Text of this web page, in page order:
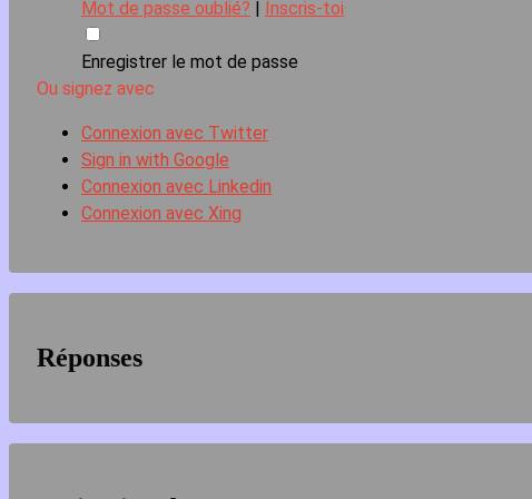
Mot de passe oublié? Inscris-toi
Enregistrer le mot de passe
Ou signez avec
Connexion avec Twitter
Sign in with Google
Connexion avec Linkedin
Connexion avec Xing
Réponses